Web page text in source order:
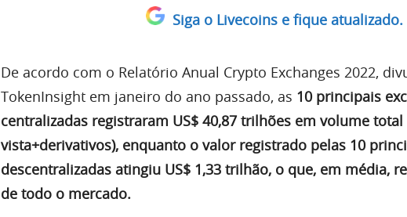
Siga o Livecoins e fique atualizado.
De acordo com o Relatório Anual Crypto Exchanges 2022,
TokenInsight em janeiro do ano passado, as 10 principais
centralizadas registraram US$ 40,87 trilhões em volume total
vista+derivativos), enquanto o valor registrado pelas 10
descentralizadas atingiu US$ 1,33 trilhão, o que, em média,
de todo o mercado.